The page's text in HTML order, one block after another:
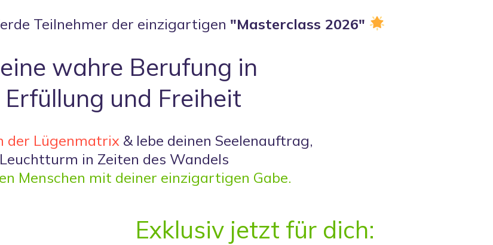
Teilnehmer der einzigartigen "Masterclass 2026"
wahre Berufung in
Erfüllung und Freiheit
der Lügenmatrix & lebe deinen Seelenauftrag,
in Zeiten des Wandels
Menschen mit deiner einzigartigen Gabe.
Exklusiv jetzt für dich: